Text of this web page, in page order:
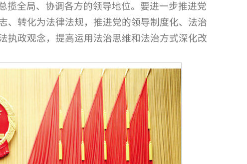
揽全局、协调各方的领导地位。要进一步推进党
、转化为法律法规，推进党的领导制度化、法治
执政观念，提高运用法治思维和法治方式深化改